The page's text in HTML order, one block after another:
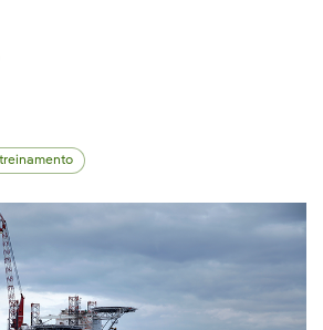
U, a energia que
U, a energia que
Iberdrola U, a energia que
treinamento